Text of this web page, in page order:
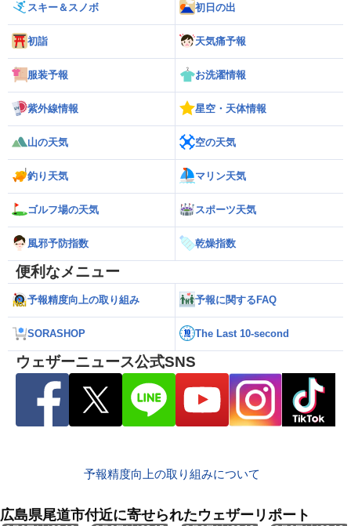
スキー＆スノボ 初日の出
初詣 天気痛予報
服装予報 お洗濯情報
紫外線情報 星空・天体情報
山の天気 空の天気
釣り天気 マリン天気
ゴルフ場の天気 スポーツ天気
風邪予防指数 乾燥指数
便利なメニュー
予報精度向上の取り組み 予報に関するFAQ
SORASHOP The Last 10-second
ウェザーニュース公式SNS
予報精度向上の取り組みについて
広島県尾道市付近に寄せられたウェザーリポート